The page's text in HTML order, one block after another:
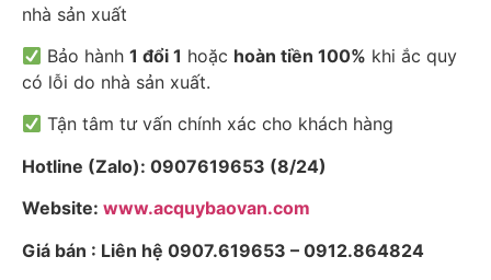
nhà sản xuất
Bảo hành1 đổi 1 hoặc hoàn tiền 100% khi ắc quy
có lỗi do nhà sản xuất.
Tận tâm tư vấn chính xác cho khách hàng
Hotline (Zalo): 0907619653 (8/24)
Website: www.acquybaovan.com
Giá bán : Liên hệ 0907.619653 – 0912.864824